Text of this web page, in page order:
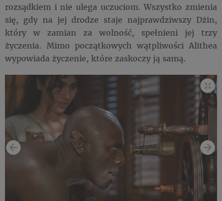
rozsądkiem i nie ulega uczuciom. Wszystko zmienia
się, gdy na jej drodze staje najprawdziwszy Dżin,
który w zamian za wolność, spełnieni jej trzy
życzenia. Mimo początkowych wątpliwości Alithea
wypowiada życzenie, które zaskoczy ją samą.